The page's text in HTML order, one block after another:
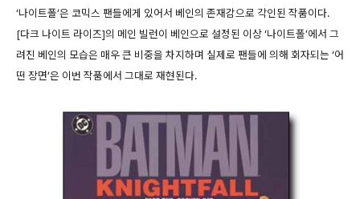
‘나이트폴’은 코믹스 팬들에게 있어서 베인의 존재감으로 각인된 작품이다.
[다크 나이트 라이즈]의 메인 빌런이 베인으로 설정된 이상 ‘나이트폴’에서 그
려진 베인의 모습은 매우 큰 비중을 차지하며 실제로 팬들에 의해 회자되는 ‘어
떤 장면’은 이번 작품에서 그대로 재현된다.